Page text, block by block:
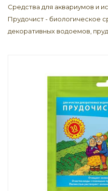
Средства для аквариумов и
Прудочист - биологическое
декоративных водоемов,